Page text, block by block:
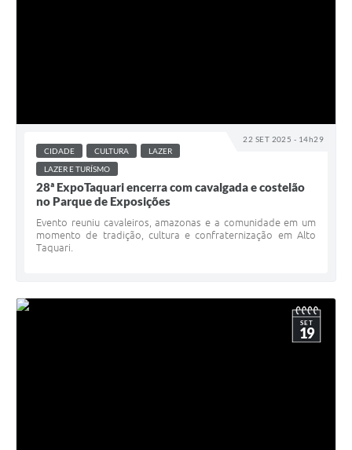
22 SET 2025 - 14h29
CIDADE CULTURA
LAZER
LAZER E TURÍSMO
28ª ExpoTaquari encerra com cavalgada e costelão
no Parque de Exposições
Evento reuniu cavaleiros, amazonas e a comunidade em um
momento de tradição, cultura e confraternização em Alto
Taquari.
SET
19